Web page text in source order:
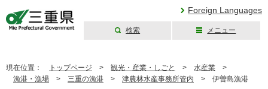
Foreign Languages
検索 メニュー
現在位置： トップページ > 観光・産業・しごと > 水産業 >
漁港・漁場 > 三重の漁港 > 津農林水産事務所管内 > 伊曽島漁港